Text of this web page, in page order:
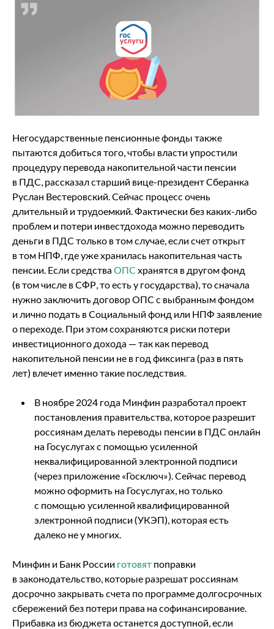
Негосударственные пенсионные фонды также
пытаются добиться того, чтобы власти упростили
процедуру перевода накопительной части пенсии
в ПДС, рассказал старший вице-президент Сберанка
Руслан Вестеровский. Сейчас процесс очень
длительный и трудоемкий. Фактически без каких-либо
проблем и потери инвестдохода можно переводить
деньги в ПДС только в том случае, если счет открыт
в том НПФ, где уже хранилась накопительная часть
пенсии. Если средства ОПСхранятся в другом фонд
(в том числе в СФР, то есть у государства), то сначала
нужно заключить договор ОПС с выбранным фондом
и лично подать в Социальный фонд или НПФ заявление
о переходе. При этом сохраняются риски потери
инвестиционного дохода — так как перевод
накопительной пенсии не в год фиксинга (раз в пять
лет) влечет именно такие последствия.
В ноябре 2024 года Минфин разработал проект
постановления правительства, которое разрешит
россиянам делать переводы пенсии в ПДС онлайн
на Госуслугах с помощью усиленной
неквалифицированной электронной подписи
(через приложение «Госключ»). Сейчас перевод
можно оформить на Госуслугах, но только
с помощью усиленной квалифицированной
электронной подписи (УКЭП), которая есть
далеко не у многих.
Минфин и Банк России готовят поправки
в законодательство, которые разрешат россиянам
досрочно закрывать счета по программе долгосрочных
сбережений без потери права на софинансирование.
Прибавка из бюджета останется доступной, если